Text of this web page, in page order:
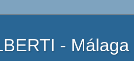
- Málaga